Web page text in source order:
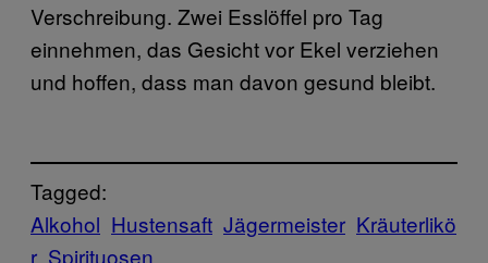
Verschreibung. Zwei Esslöffel pro Tag
einnehmen, das Gesicht vor Ekel verziehen
und hoffen, dass man davon gesund bleibt.
Tagged:
Alkohol Hustensaft Jägermeister Kräuterlikö
r Spirituosen